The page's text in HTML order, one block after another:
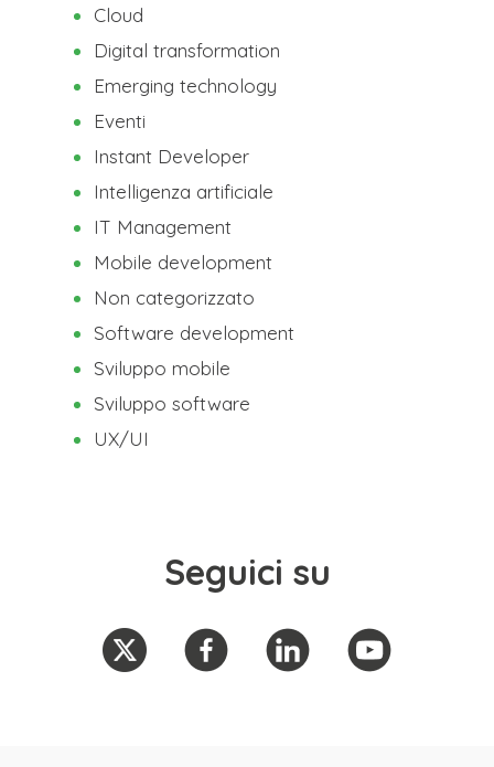
Cloud
Digital transformation
Emerging technology
Eventi
Instant Developer
Intelligenza artificiale
IT Management
Mobile development
Non categorizzato
Software development
Sviluppo mobile
Sviluppo software
UX/UI
Seguici su